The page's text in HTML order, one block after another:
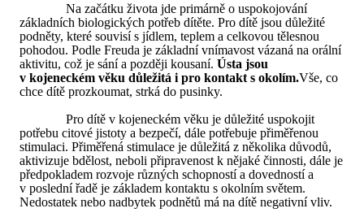
Na začátku života jde primárně o uspokojování
základních biologických potřeb dítěte. Pro dítě jsou důležité
podněty, které souvisí s jídlem, teplem a celkovou tělesnou
pohodou. Podle Freuda je základní vnímavost vázaná na orální
aktivitu, což je sání a později kousaní. Ústa jsou
v kojeneckém věku důležitá i pro kontakt s okolím.Vše, co
chce dítě prozkoumat, strká do pusinky.
Pro dítě v kojeneckém věku je důležité uspokojit
potřebu citové jistoty a bezpečí, dále potřebuje přiměřenou
stimulaci. Přiměřená stimulace je důležitá z několika důvodů,
aktivizuje bdělost, neboli připravenost k nějaké činnosti, dále je
předpokladem rozvoje různých schopností a dovedností a
v poslední řadě je základem kontaktu s okolním světem.
Nedostatek nebo nadbytek podnětů má na dítě negativní vliv.